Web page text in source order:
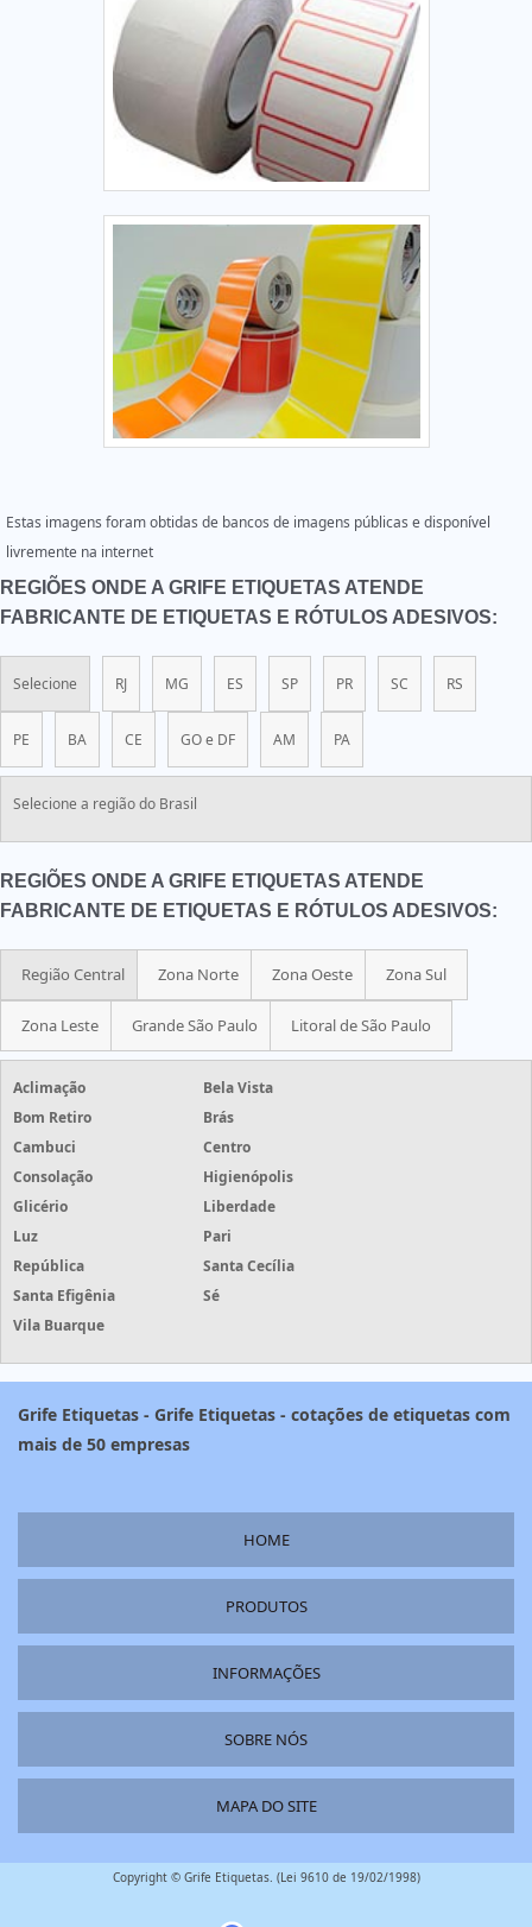
Estas imagens foram obtidas de bancos de imagens públicas e disponível
livremente na internet
REGIÕES ONDE A GRIFE ETIQUETAS ATENDE
FABRICANTE DE ETIQUETAS E RÓTULOS ADESIVOS:
Selecione RJ MG ES SP PR SC RS
PE BA CE GO e DF AM PA
Selecione a região do Brasil
REGIÕES ONDE A GRIFE ETIQUETAS ATENDE
FABRICANTE DE ETIQUETAS E RÓTULOS ADESIVOS:
Região Central Zona Norte Zona Oeste Zona Sul
Zona Leste Grande São Paulo Litoral de São Paulo
Aclimação
Bela Vista
Bom Retiro
Brás
Cambuci
Centro
Consolação
Higienópolis
Glicério
Liberdade
Luz
Pari
República
Santa Cecília
Santa Efigênia
Sé
Vila Buarque
Grife Etiquetas - Grife Etiquetas - cotações de etiquetas com
mais de 50 empresas
HOME
PRODUTOS
INFORMAÇÕES
SOBRE NÓS
MAPA DO SITE
Copyright © Grife Etiquetas. (Lei 9610 de 19/02/1998)